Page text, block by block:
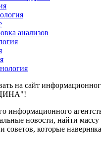
анализов
на сайт
информационного
новости, найти
советов, которые